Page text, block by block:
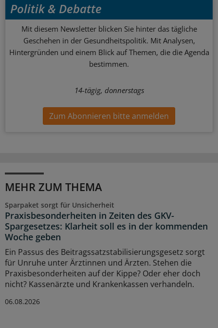
Politik & Debatte
Mit diesem Newsletter blicken Sie hinter das tägliche
Geschehen in der Gesundheitspolitik. Mit Analysen,
Hintergründen und einem Blick auf Themen, die die Agenda
bestimmen.
14-tägig, donnerstags
Zum Abonnieren bitte anmelden
MEHR ZUM THEMA
Sparpaket sorgt für Unsicherheit
Praxisbesonderheiten in Zeiten des GKV-
Spargesetzes: Klarheit soll es in der kommenden
Woche geben
Ein Passus des Beitragssatzstabilisierungsgesetz sorgt
für Unruhe unter Ärztinnen und Ärzten. Stehen die
Praxisbesonderheiten auf der Kippe? Oder eher doch
nicht? Kassenärzte und Krankenkassen verhandeln.
06.08.2026